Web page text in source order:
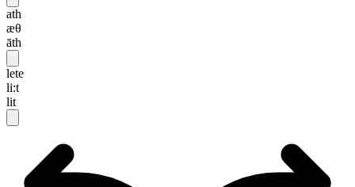
ath
æθ
āth
lete
li:t
lit